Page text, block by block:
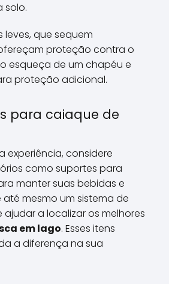
solo.
que sequem
proteção contra o
esqueça de um chapéu e
proteção adicional.
para caiaque de
experiência, considere
como suportes para
manter suas bebidas e
até mesmo um sistema de
a localizar os melhores
em lago. Esses itens
a diferença na sua